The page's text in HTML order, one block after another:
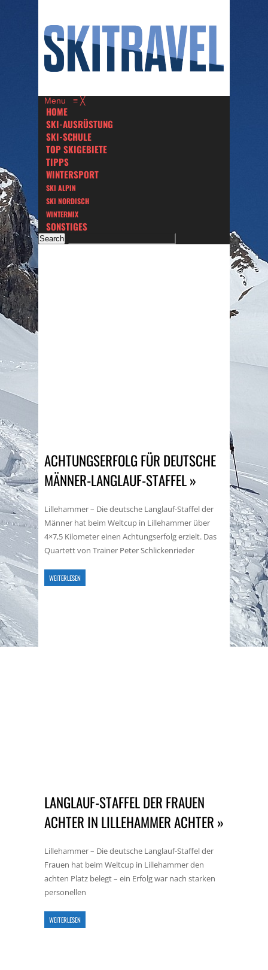
Menu ≡ ╳
HOME
SKI-AUSRÜSTUNG
SKI-SCHULE
TOP SKIGEBIETE
TIPPS
WINTERSPORT
SKI ALPIN
SKI NORDISCH
WINTERMIX
SONSTIGES
ACHTUNGSERFOLG FÜR DEUTSCHE
MÄNNER-LANGLAUF-STAFFEL »
Lillehammer – Die deutsche Langlauf-Staffel der
Männer hat beim Weltcup in Lillehammer über
4×7,5 Kilometer einen Achtungserfolg erzielt. Das
Quartett von Trainer Peter Schlickenrieder
WEITERLESEN
LANGLAUF-STAFFEL DER FRAUEN
ACHTER IN LILLEHAMMER ACHTER »
Lillehammer – Die deutsche Langlauf-Staffel der
Frauen hat beim Weltcup in Lillehammer den
achten Platz belegt – ein Erfolg war nach starken
personellen
WEITERLESEN